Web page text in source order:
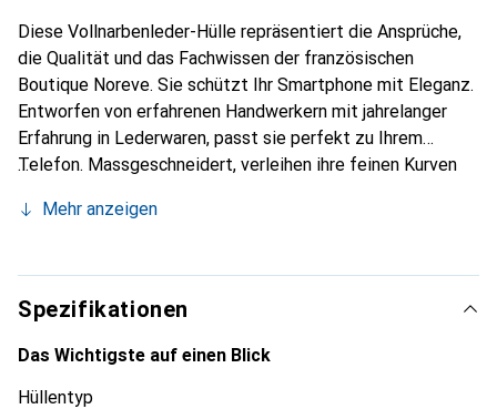
Diese Vollnarbenleder-Hülle repräsentiert die Ansprüche,
die Qualität und das Fachwissen der französischen
Boutique Noreve. Sie schützt Ihr Smartphone mit Eleganz.
Entworfen von erfahrenen Handwerkern mit jahrelanger
Erfahrung in Lederwaren, passt sie perfekt zu Ihrem
Telefon. Massgeschneidert, verleihen ihre feinen Kurven
unverzichtbaren Accessoire für Ihr Smartphone.
die Marke Noreve eine zuverlässige Wahl für eine
anspruchsvolle Kundschaft.
Mehr anzeigen
Spezifikationen
Das Wichtigste auf einen Blick
Hüllentyp